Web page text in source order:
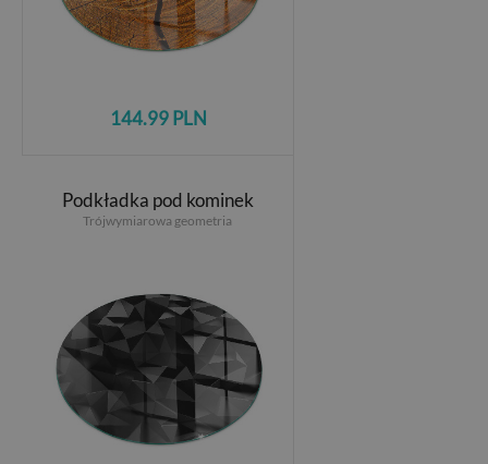
144.99 PLN
Podkładka pod kominek
Trójwymiarowa geometria